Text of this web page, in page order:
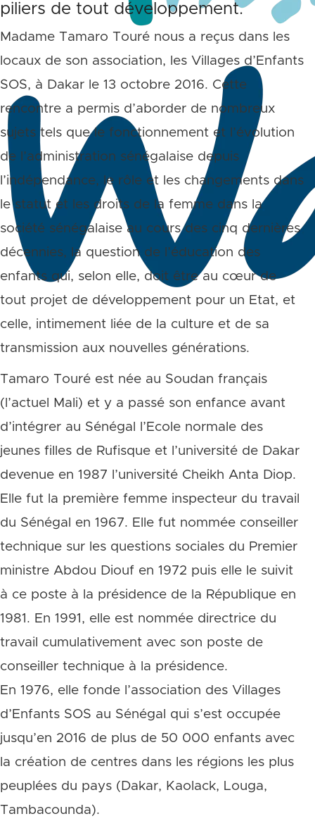
piliers de tout développement.
Madame Tamaro Touré nous a reçus dans les
locaux de son association, les Villages d’Enfants
SOS, à Dakar le 13 octobre 2016. Cette
rencontre a permis d’aborder de nombreux
sujets tels que le fonctionnement et l’évolution
de l’administration sénégalaise depuis
l’indépendance, le rôle et les changements dans
le statut et les droits de la femme dans la
société sénégalaise au cours des cinq dernières
décennies, la question de l’éducation des
enfants qui, selon elle, doit être au cœur de
tout projet de développement pour un Etat, et
celle, intimement liée de la culture et de sa
transmission aux nouvelles générations.
Tamaro Touré est née au Soudan français
(l’actuel Mali) et y a passé son enfance avant
d’intégrer au Sénégal l’Ecole normale des
jeunes filles de Rufisque et l’université de Dakar
devenue en 1987 l’université Cheikh Anta Diop.
Elle fut la première femme inspecteur du travail
du Sénégal en 1967. Elle fut nommée conseiller
technique sur les questions sociales du Premier
ministre Abdou Diouf en 1972 puis elle le suivit
à ce poste à la présidence de la République en
1981. En 1991, elle est nommée directrice du
travail cumulativement avec son poste de
conseiller technique à la présidence.
En 1976, elle fonde l’association des Villages
d’Enfants SOS au Sénégal qui s’est occupée
jusqu’en 2016 de plus de 50 000 enfants avec
la création de centres dans les régions les plus
peuplées du pays (Dakar, Kaolack, Louga,
Tambacounda).